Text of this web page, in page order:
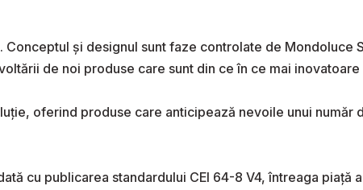
și designul sunt faze controlate de Mondoluce
de noi produse care sunt din ce în ce mai
oferind produse care anticipează nevoile unui număr
cu publicarea standardului CEI 64-8 V4, întreaga piață